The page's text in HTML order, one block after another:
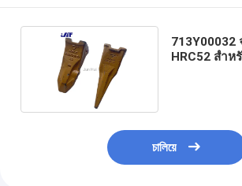
HRC52 สำห
চালিয়ে